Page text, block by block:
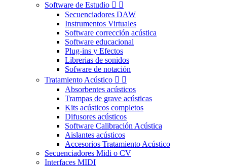
Software de Estudio  
Secuenciadores DAW
Instrumentos Virtuales
Software corrección acústica
Software educacional
Plug-ins y Efectos
Librerias de sonidos
Sofware de notación
Tratamiento Acústico  
Absorbentes acústicos
Trampas de grave acústicas
Kits acústicos completos
Difusores acústicos
Software Calibración Acústica
Aislantes acústicos
Accesorios Tratamiento Acústico
Secuenciadores Midi o CV
Interfaces MIDI